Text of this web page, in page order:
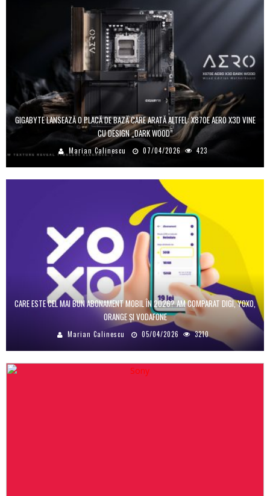
GIGABYTE LANSEAZĂ O PLACĂ DE BAZĂ CARE ARATĂ ALTFEL: X870E AERO X3D VINE
CU DESIGN „DARK WOOD”
Marian Calinescu 07/04/2026 423
CARE ESTE CEL MAI BUN ABONAMENT MOBIL ÎN 2026? AM COMPARAT DIGI, YOXO,
ORANGE ȘI VODAFONE
Marian Calinescu 05/04/2026 3210